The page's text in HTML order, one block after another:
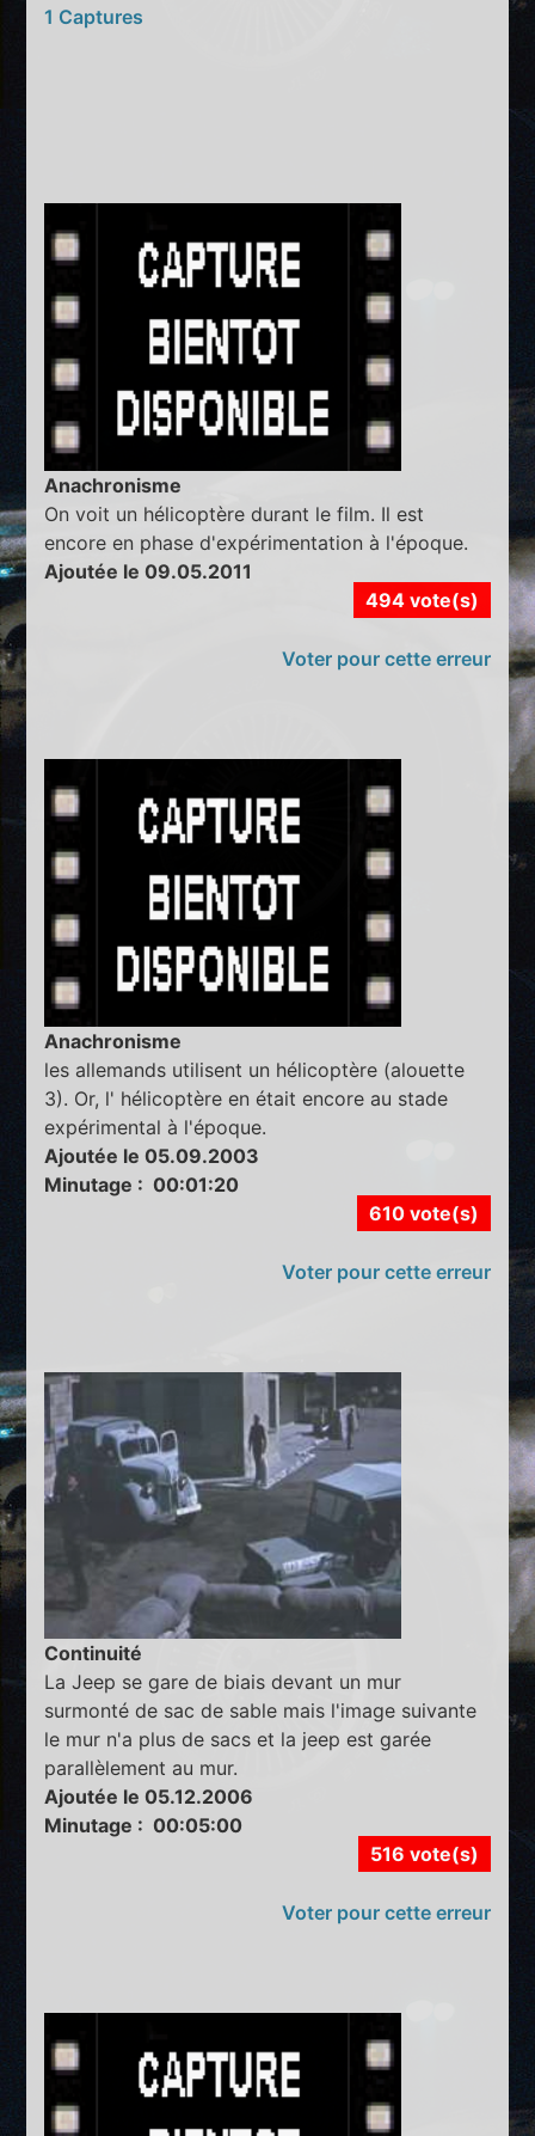
1 Captures
Anachronisme
On voit un hélicoptère durant le film. Il est
encore en phase d'expérimentation à l'époque.
Ajoutée le 09.05.2011
494 vote(s)
Voter pour cette erreur
Anachronisme
les allemands utilisent un hélicoptère (alouette
3). Or, l' hélicoptère en était encore au stade
expérimental à l'époque.
Ajoutée le 05.09.2003
Minutage : 00:01:20
610 vote(s)
Voter pour cette erreur
Continuité
La Jeep se gare de biais devant un mur
surmonté de sac de sable mais l'image suivante
le mur n'a plus de sacs et la jeep est garée
parallèlement au mur.
Ajoutée le 05.12.2006
Minutage : 00:05:00
516 vote(s)
Voter pour cette erreur